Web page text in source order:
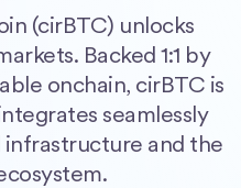
(cirBTC) unlocks
Backed 1:1 by
onchain, cirBTC is
seamlessly
infrastructure and the